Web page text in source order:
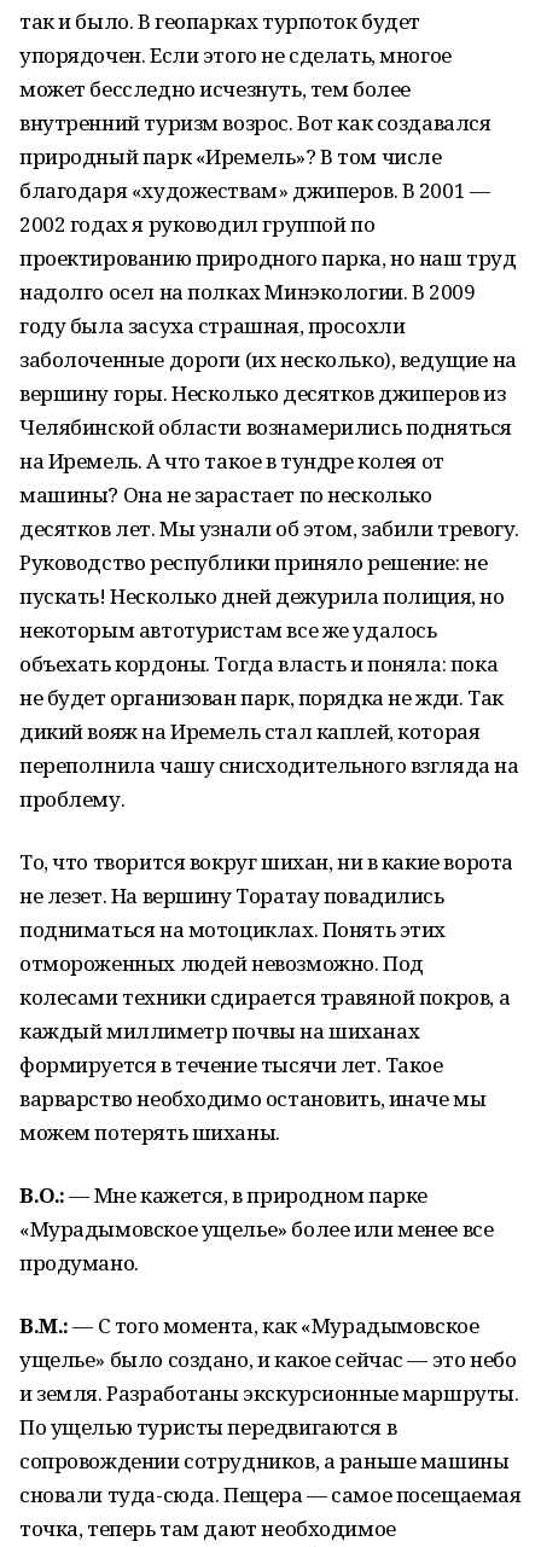
так и было. В геопарках турпоток будет
упорядочен. Если этого не сделать, многое
может бесследно исчезнуть, тем более
внутренний туризм возрос. Вот как создавался
природный парк «Иремель»? В том числе
благодаря «художествам» джиперов. В 2001 —
2002 годах я руководил группой по
проектированию природного парка, но наш труд
надолго осел на полках Минэкологии. В 2009
году была засуха страшная, просохли
заболоченные дороги (их несколько), ведущие на
вершину горы. Несколько десятков джиперов из
Челябинской области вознамерились подняться
на Иремель. А что такое в тундре колея от
машины? Она не зарастает по несколько
десятков лет. Мы узнали об этом, забили тревогу.
Руководство республики приняло решение: не
пускать! Несколько дней дежурила полиция, но
некоторым автотуристам все же удалось
объехать кордоны. Тогда власть и поняла: пока
не будет организован парк, порядка не жди. Так
дикий вояж на Иремель стал каплей, которая
переполнила чашу снисходительного взгляда на
проблему.
То, что творится вокруг шихан, ни в какие ворота
не лезет. На вершину Торатау повадились
подниматься на мотоциклах. Понять этих
отмороженных людей невозможно. Под
колесами техники сдирается травяной покров, а
каждый миллиметр почвы на шиханах
формируется в течение тысячи лет. Такое
варварство необходимо остановить, иначе мы
можем потерять шиханы.
В.О.:— Мне кажется, в природном парке
«Мурадымовское ущелье» более или менее все
продумано.
В.М.:— С того момента, как «Мурадымовское
ущелье» было создано, и какое сейчас — это небо
и земля. Разработаны экскурсионные маршруты.
По ущелью туристы передвигаются в
сопровождении сотрудников, а раньше машины
сновали туда-сюда. Пещера — самое посещаемая
точка, теперь там дают необходимое